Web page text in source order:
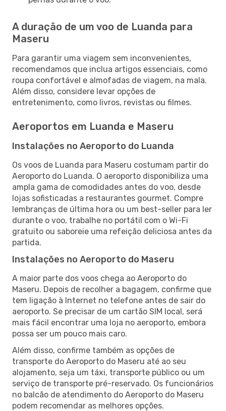
A duração de um voo de Luanda para
Maseru
Para garantir uma viagem sem inconvenientes,
recomendamos que inclua artigos essenciais, como
roupa confortável e almofadas de viagem, na mala.
Além disso, considere levar opções de
entretenimento, como livros, revistas ou filmes.
Aeroportos em Luanda e Maseru
Instalações no Aeroporto do Luanda
Os voos de Luanda para Maseru costumam partir do
Aeroporto do Luanda. O aeroporto disponibiliza uma
ampla gama de comodidades antes do voo, desde
lojas sofisticadas a restaurantes gourmet. Compre
lembranças de última hora ou um best-seller para ler
durante o voo, trabalhe no portátil com o Wi-Fi
gratuito ou saboreie uma refeição deliciosa antes da
partida.
Instalações no Aeroporto do Maseru
A maior parte dos voos chega ao Aeroporto do
Maseru. Depois de recolher a bagagem, confirme que
tem ligação à Internet no telefone antes de sair do
aeroporto. Se precisar de um cartão SIM local, será
mais fácil encontrar uma loja no aeroporto, embora
possa ser um pouco mais caro.
Além disso, confirme também as opções de
transporte do Aeroporto do Maseru até ao seu
alojamento, seja um táxi, transporte público ou um
serviço de transporte pré-reservado. Os funcionários
no balcão de atendimento do Aeroporto do Maseru
podem recomendar as melhores opções.